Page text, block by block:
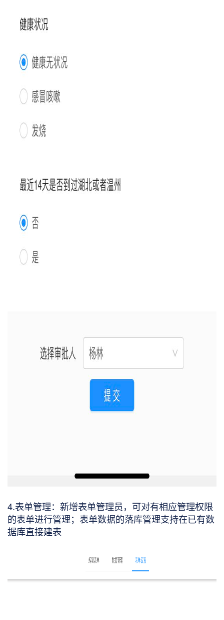
4.表单管理：新增表单管理员，可对有相应管理权限
的表单进行管理；表单数据的落库管理支持在已有数
据库直接建表